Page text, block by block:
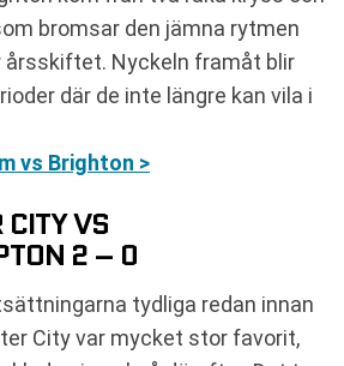
bromsar den jämna rytmen
årsskiftet. Nyckeln framåt blir
där de inte längre kan vila i
vs Brighton >
CITY VS
2 – 0
tydliga redan innan
City var mycket stor favorit,